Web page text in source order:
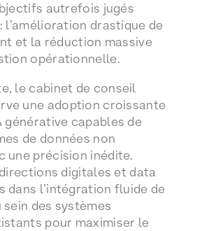
autrefois jugés
drastique de
et la réduction massive
opérationnelle.
le cabinet de conseil
une adoption croissante
générative capables de
de données non
une précision inédite.
directions digitales et data
dans l’intégration fluide de
sein des systèmes
pour maximiser le